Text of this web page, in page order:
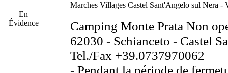
En
Évidence
Marches Villages Castel Sant'Angelo sul Nera -
Camping Monte Prata Non
62030 - Schianceto - Castel
Tel./Fax +39.0737970062
- Pendant la période de